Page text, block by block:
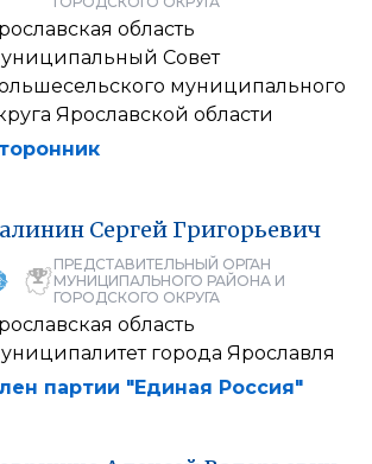
область
Совет
муниципального
Ярославской области
Сергей Григорьевич
ПРЕДСТАВИТЕЛЬНЫЙ ОРГАН
МУНИЦИПАЛЬНОГО РАЙОНА И
ГОРОДСКОГО ОКРУГА
область
города Ярославля
партии "Единая Россия"